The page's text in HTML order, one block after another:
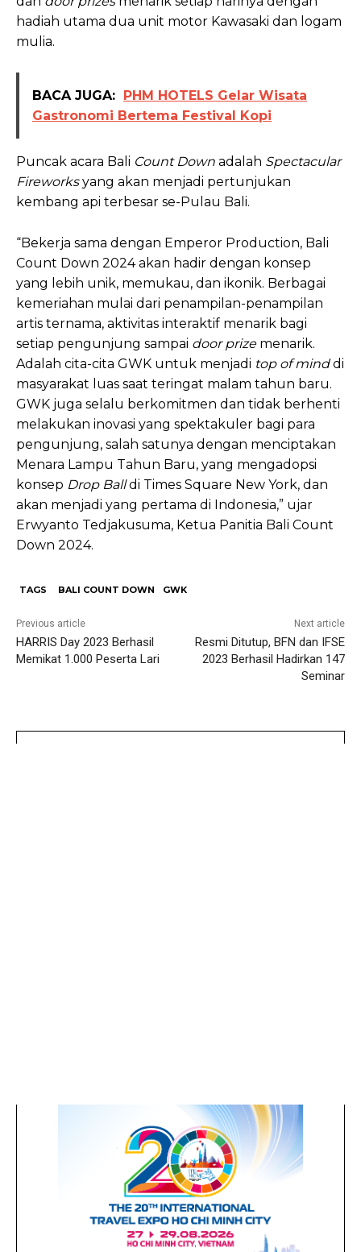
hadiah utama dua unit motor Kawasaki dan logam
mulia.
BACA JUGA: PHM HOTELS Gelar Wisata
Gastronomi Bertema Festival Kopi
Puncak acara Bali Count Down adalah Spectacular
Fireworksyang akan menjadi pertunjukan
kembang api terbesar se-Pulau Bali.
“Bekerja sama dengan Emperor Production, Bali
Count Down 2024 akan hadir dengan konsep
yang lebih unik, memukau, dan ikonik. Berbagai
kemeriahan mulai dari penampilan-penampilan
artis ternama, aktivitas interaktif menarik bagi
setiap pengunjung sampai door prizemenarik.
Adalah cita-cita GWK untuk menjadi top of minddi
masyarakat luas saat teringat malam tahun baru.
GWK juga selalu berkomitmen dan tidak berhenti
melakukan inovasi yang spektakuler bagi para
pengunjung, salah satunya dengan menciptakan
Menara Lampu Tahun Baru, yang mengadopsi
konsep Drop Balldi Times Square New York, dan
akan menjadi yang pertama di Indonesia,” ujar
Erwyanto Tedjakusuma, Ketua Panitia Bali Count
Down 2024.
TAGS BALI COUNT DOWN GWK
Previous article
HARRIS Day 2023 Berhasil
Memikat 1.000 Peserta Lari
Next article
Resmi Ditutup, BFN dan IFSE
2023 Berhasil Hadirkan 147
Seminar